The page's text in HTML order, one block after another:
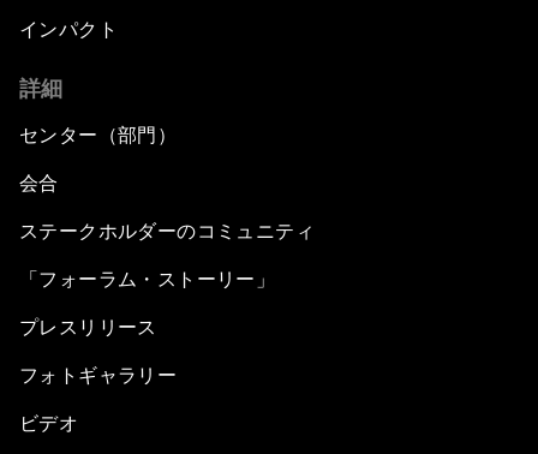
インパクト
詳細
センター（部門）
会合
ステークホルダーのコミュニティ
「フォーラム・ストーリー」
プレスリリース
フォトギャラリー
ビデオ